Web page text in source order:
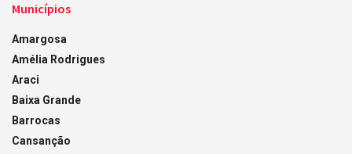
Municípios
Amargosa
Amélia Rodrigues
Araci
Baixa Grande
Barrocas
Cansanção